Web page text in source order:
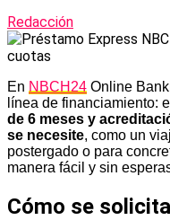
Redacción
En NBCH24 Online
línea de financiamiento: el
de 6 meses y
se necesite, como un
postergado o para
manera fácil y sin
Cómo se